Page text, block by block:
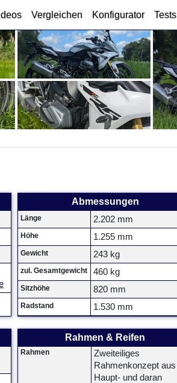
Vergleichen Konfigurator Tests
Abmessungen
Länge 2.202 mm
Höhe 1.255 mm
Gewicht 243 kg
zul. Gesamtgewicht 460 kg
Sitzhöhe 820 mm
Radstand 1.530 mm
Rahmen & Reifen
Rahmen
Zweiteiliges
Rahmenkonzept aus
Haupt- und daran